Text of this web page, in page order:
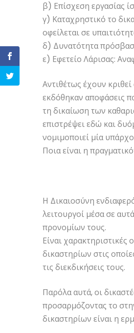
β) Επίσχεση εργασίας
γ) Καταχρηστικό το
οφείλεται σε
δ) Δυνατότητα
ε) Εφετείο Λάρισας:
Αντιθέτως έχουν
εκδόθηκαν αποφάσεις
τη δικαίωση των
επιστρέψει εδώ και
νομιμοποιεί μία
Ποια είναι η
Η Δικαιοσύνη
λειτουργοί μέσα σε
προνομίων τους.
Είναι
δικαστηρίων στις
τις διεκδικήσεις τους.
Παρόλα αυτά, οι
προσαρμόζοντας το
δικαστηρίων είναι η